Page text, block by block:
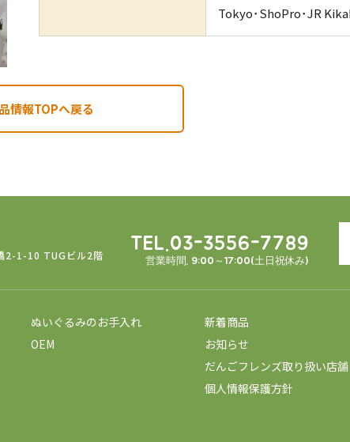
Tokyo･ShoPro･JR
情報TOPへ戻る
2-1-10 TUGビル2階
TEL.03-3556-7789
営業時間. 9:00～17:00(土日祝休み)
ぬいぐるみのお手入れ
OEM
新着商品
お知らせ
だんごフレンズ取り扱い店舗
個人情報保護方針